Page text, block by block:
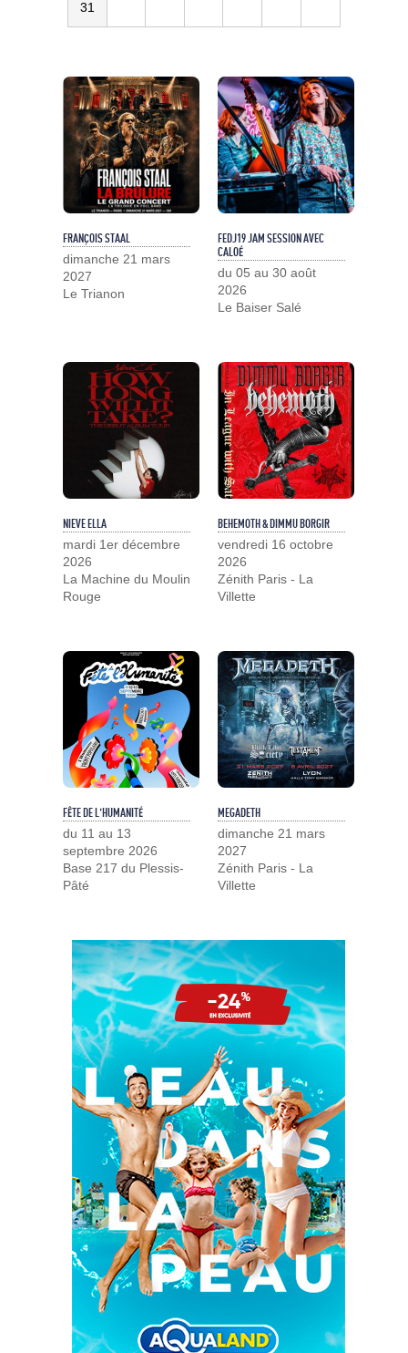
31
FRANÇOIS STAAL
dimanche 21 mars
2027
Le Trianon
FEDJ19 JAM SESSION AVEC
CALOÉ
du 05 au 30 août
2026
Le Baiser Salé
NIEVE ELLA
mardi 1er décembre
2026
La Machine du Moulin
Rouge
BEHEMOTH & DIMMU BORGIR
vendredi 16 octobre
2026
Zénith Paris - La
Villette
FÊTE DE L'HUMANITÉ
du 11 au 13
septembre 2026
Base 217 du Plessis-
Pâté
MEGADETH
dimanche 21 mars
2027
Zénith Paris - La
Villette